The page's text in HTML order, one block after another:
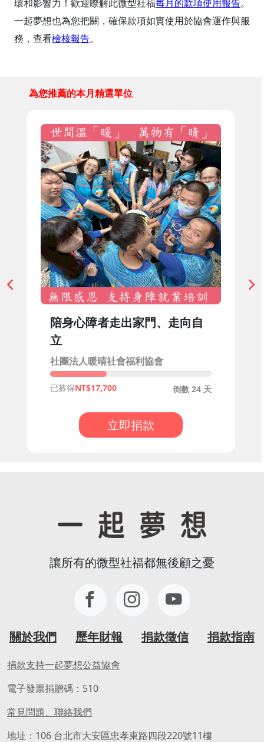
環和影響力！歡迎瞭解此微型社福每月的款項使用報告。
一起夢想也為您把關，確保款項如實使用於協會運作與服
務，查看檢核報告。
為您推薦的本月精選單位
陪身心障者走出家門、走向自
立
社團法人暖晴社會福利協會
倒數 24 天
已募得 17,700
立即捐款
讓所有的微型社福都無後顧之憂
關於我們 歷年財報 捐款徵信 捐款指南
捐款支持一起夢想公益協會
電子發票捐贈碼：510
常見問題、聯絡我們
地址：106 台北市大安區忠孝東路四段220號11樓